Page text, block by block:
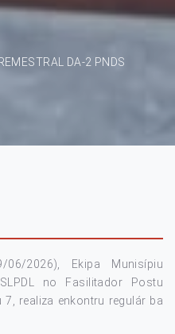
DA-2 PNDS
06/2026), Ekipa Munisípiu
no Fasilitador Postu
realiza enkontru regulár ba